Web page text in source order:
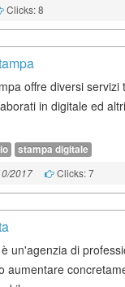
Clicks: 8
offre diversi
in digitale ed
stampa digitale
2017 Clicks: 7
un'agenzia di
aumentare